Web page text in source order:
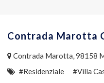
Contrada Marotta
Contrada Marotta, 98158
#Residenziale #Villa